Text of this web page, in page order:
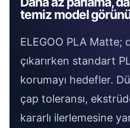
temiz model
ELEGOO PLA Matte;
çıkarırken standart
korumayı hedefler.
çap toleransı,
kararlı ilerlemesine